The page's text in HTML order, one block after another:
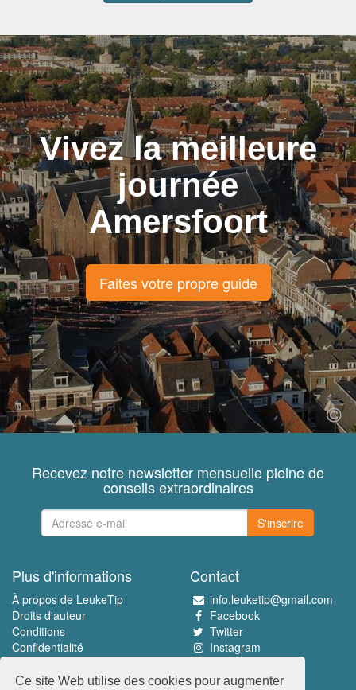
Ce site Web utilise des cookies pour augmenter
Vivez la meilleure
journée
Amersfoort
Faites votre propre guide
Recevez notre newsletter mensuelle pleine de
conseils extraordinaires
S'inscrire
Plus d'informations
À propos de LeukeTip
Droits d'auteur
Conditions
Confidentialité
Contact
info.leuketip@gmail.com
Facebook
Twitter
Instagram